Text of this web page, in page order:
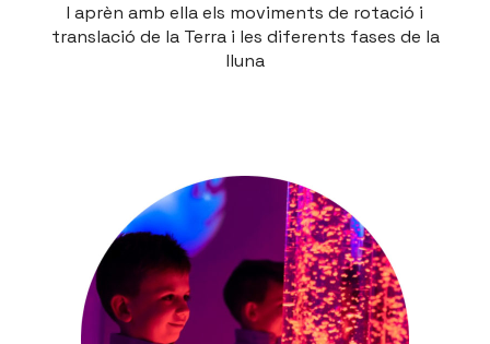
I aprèn amb ella els moviments de rotació i
translació de la Terra i les diferents fases de la
lluna